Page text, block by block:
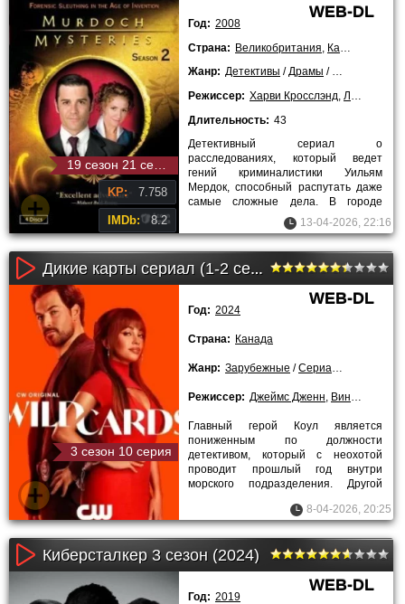
KP: 7.758
IMDb: 8.2
WEB-DL
Год: 2008
Страна: Великобритания Канада
Жанр: Детективы /Драмы /
Режиссер: Харви Кросслэнд, Лори Линд
Длительность: 43
Детективный сериал о
расследованиях, который ведет
гений криминалистики Уильям
Мердок, способный распутать даже
самые сложные дела. В городе
объявился опасный убийца, на след
которого не
13-04-2026, 22:16
Дикие карты сериал (1-2 сезон)
3 сезон 10 серия
WEB-DL
Год: 2024
Страна: Канада
Жанр: Зарубежные /Сериалы
Режиссер: Джеймс Дженн, Винифред Джонг
Главный герой Коул является
пониженным по должности
детективом, который с неохотой
проводит прошлый год внутри
морского подразделения. Другой
8-04-2026, 20:25
Киберсталкер 3 сезон (2024)
WEB-DL
Год: 2019